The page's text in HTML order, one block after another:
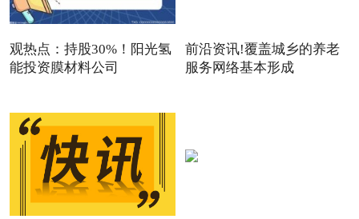
观热点：持股30%！阳光氢
能投资膜材料公司
前沿资讯!覆盖城乡的养老
服务网络基本形成